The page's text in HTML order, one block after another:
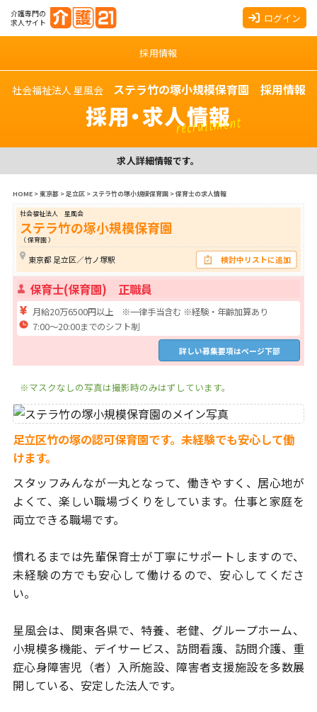
介護専門の
求人サイト
ログイン
採用情報
社会福祉法人 星風会 ステラ竹の塚小規模保育園 採用情報
採用・求人情報
recruitment
求人詳細情報です。
HOME>東京都 >足立区> ステラ竹の塚小規模保育園>保育士の求人情報
社会福祉法人 星風会
ステラ竹の塚小規模保育園
（ 保育園 ）
東京都 足立区／竹ノ塚駅 検討中リストに追加
保育士(保育園) 正職員
月給20万6500円以上 ※一律手当含む ※経験・年齢加算あり
7:00～20:00までのシフト制
詳しい募集要項はページ下部
※マスクなしの写真は撮影時のみはずしています。
足立区竹の塚の認可保育園です。未経験でも安心して働
けます。
スタッフみんなが一丸となって、働きやすく、居心地が
よくて、楽しい職場づくりをしています。仕事と家庭を
両立できる職場です。
慣れるまでは先輩保育士が丁寧にサポートしますので、
未経験の方でも安心して働けるので、安心してくださ
い。
星風会は、関東各県で、特養、老健、グループホーム、
小規模多機能、 デイサービス、訪問看護、訪問介護、重
症心身障害児（者）入所施設、 障害者支援施設を多数展
開している、安定した法人です。